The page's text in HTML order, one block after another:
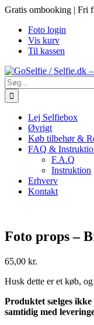
Skip
content
Gratis ombooking | Fri
Foto login
Vis kurv
Til kassen
Søg
efter:
Lej Selfiebox
Øvrigt
Køb tilbehør &
FAQ &
F.A.Q
Instruktion
Erhverv
Kontakt
Foto props –
65,00 kr.
Husk dette er et køb,
Produktet sælges ikke
samtidig med